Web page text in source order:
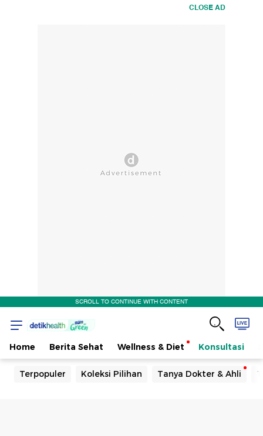
CLOSE AD
SCROLL TO CONTINUE WITH CONTENT
Home Berita Sehat Wellness & Diet Konsultasi
Terpopuler Koleksi Pilihan Tanya Dokter & Ahli